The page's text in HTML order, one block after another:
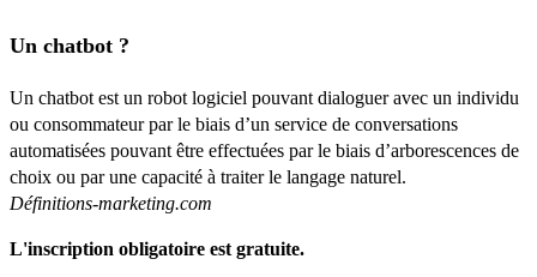
Un chatbot ?
Un chatbot est un robot logiciel pouvant dialoguer avec un individu
ou consommateur par le biais d’un service de conversations
automatisées pouvant être effectuées par le biais d’arborescences de
choix ou par une capacité à traiter le langage naturel.
Définitions-marketing.com
L'inscription obligatoire est gratuite.